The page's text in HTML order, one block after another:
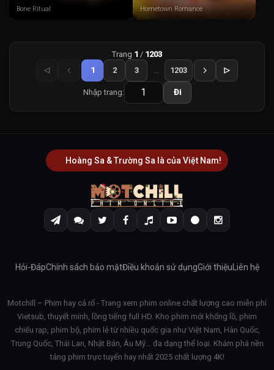
Bone Ritual Hometown Romance
Trang 1 / 1203
1
2 3 ... 1203
Nhập trang: Đi
Hoàng Sa & Trường Sa là của Việt Nam!
Hỏi-ĐápChính sách bảo mậtĐiều khoản sử dụngGiới thiệu Liên hệ
Motchill – Phim hay cả rổ - Trang xem phim online chất lượng cao miễn phí
Vietsub, thuyết minh, lồng tiếng full HD. Kho phim mới khổng lồ, phim
chiếu rạp, phim bộ, phim lẻ từ nhiều quốc gia như Việt Nam, Hàn Quốc,
Trung Quốc, Thái Lan, Nhật Bản, Âu Mỹ… đa dạng thể loại. Khám phá nền
tảng phim trực tuyến hay nhất 2025 chất lượng 4K!